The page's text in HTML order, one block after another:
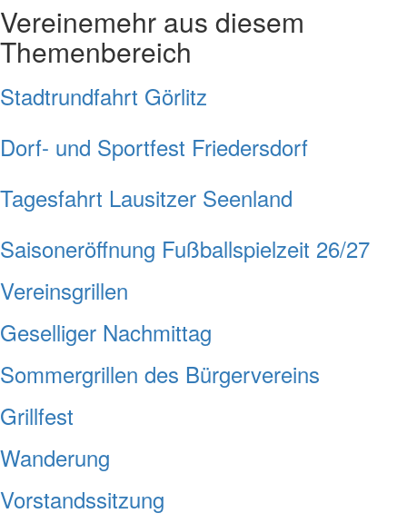
Vereinemehr aus diesem
Themenbereich
Stadtrundfahrt Görlitz
Dorf- und Sportfest Friedersdorf
Tagesfahrt Lausitzer Seenland
Saisoneröffnung Fußballspielzeit 26/27
Vereinsgrillen
Geselliger Nachmittag
Sommergrillen des Bürgervereins
Grillfest
Wanderung
Vorstandssitzung